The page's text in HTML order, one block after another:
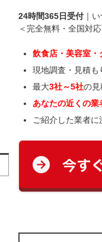
24時間365日受付｜い
＜完全無料・全国対応
飲食店・美容室・
現地調査・見積も
最大3社～5社の見
あなたの近くの業
ご紹介した業者に